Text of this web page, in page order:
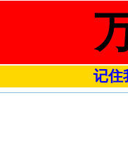
记住